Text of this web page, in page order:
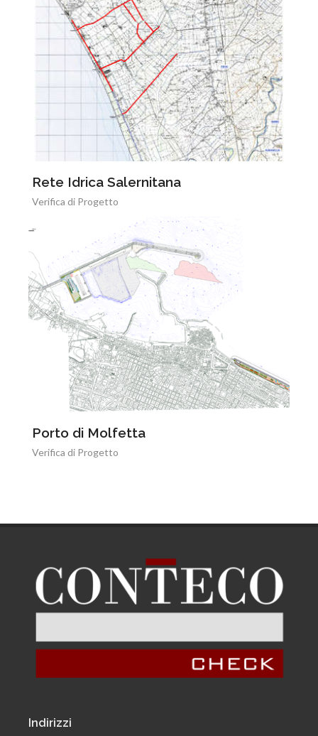
Rete Idrica Salernitana
Verifica di Progetto
Porto di Molfetta
Verifica di Progetto
Indirizzi